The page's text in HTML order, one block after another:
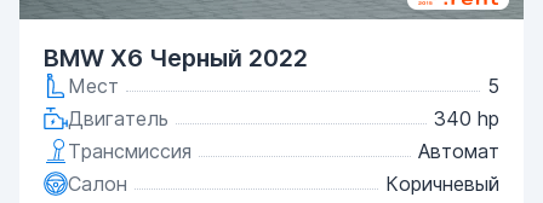
BMW X6 Черный 2022
Мест
5
Двигатель
340 hp
Трансмиссия
Автомат
Салон
Коричневый